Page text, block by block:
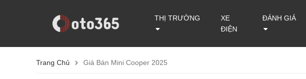
THỊ TRƯỜNG
XE
ĐIỆN
ĐÁNH GIÁ
Trang Chủ Giá Bán Mini Cooper 2025